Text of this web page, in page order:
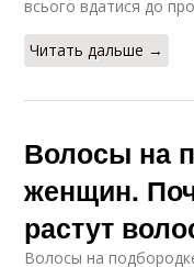
всього вдатися до
Читать дальше →
Волосы на
женщин.
растут
Волосы на